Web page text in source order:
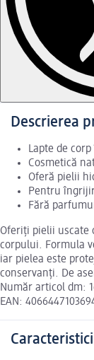
Descrierea
Lapte de
Cosmetică
Oferă pielii
Pentru
Fără
Oferiți pielii uscate
corpului. Formula
iar pielea este
conservanți. De
Număr articol dm:
EAN:
Caracteristici